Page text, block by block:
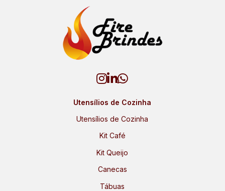
Utensílios de Cozinha
Utensílios de Cozinha
Kit Café
Kit Queijo
Canecas
Tábuas